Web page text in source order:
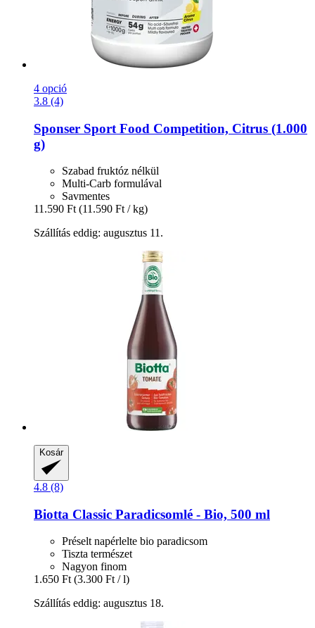
4 opció
3.8 (4)
Sponser Sport Food Competition, Citrus (1.000
g)
Szabad fruktóz nélkül
Multi-Carb formulával
Savmentes
11.590 Ft (11.590 Ft / kg)
Szállítás eddig: augusztus 11.
Kosár
4.8 (8)
Biotta Classic Paradicsomlé -​ Bio, 500 ml
Préselt napérlelte bio paradicsom
Tiszta természet
Nagyon finom
1.650 Ft (3.300 Ft / l)
Szállítás eddig: augusztus 18.